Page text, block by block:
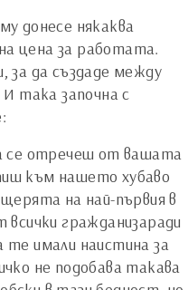
донесе някаква
цена за работата.
за да създаде между
И така започна с
се отречеш от вашата
към нашето хубаво
на най-първия в
гражданизаради
те имали наистина за
не подобава такава